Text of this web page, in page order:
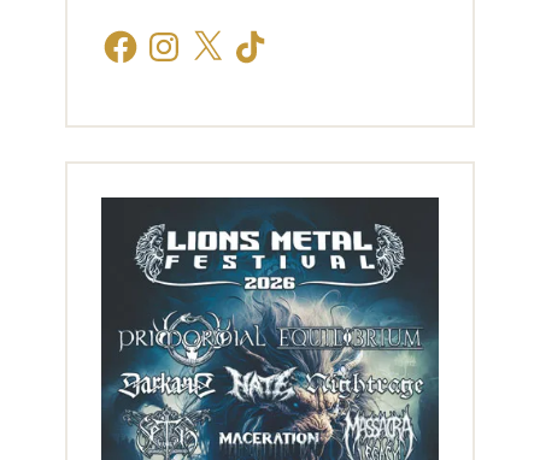
FacebookInstagram
X TikTok